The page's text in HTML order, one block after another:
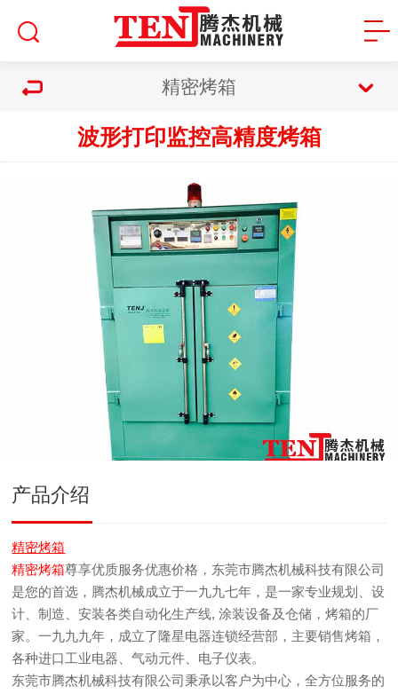
精密烤箱
波形打印监控高精度烤箱
产品介绍
精密烤箱
精密烤箱尊享优质服务优惠价格，东莞市腾杰机械科技有限公司
是您的首选，腾杰机械成立于一九九七年，是一家专业规划、设
计、制造、安装各类自动化生产线, 涂装设备及仓储，烤箱的厂
家。一九九九年，成立了隆星电器连锁经营部，主要销售烤箱，
各种进口工业电器、气动元件、电子仪表。
东莞市腾杰机械科技有限公司秉承以客户为中心，全方位服务的